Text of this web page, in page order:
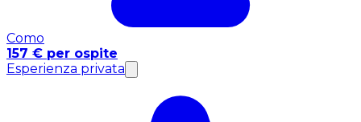
Como
157 € per ospite
Esperienza privata